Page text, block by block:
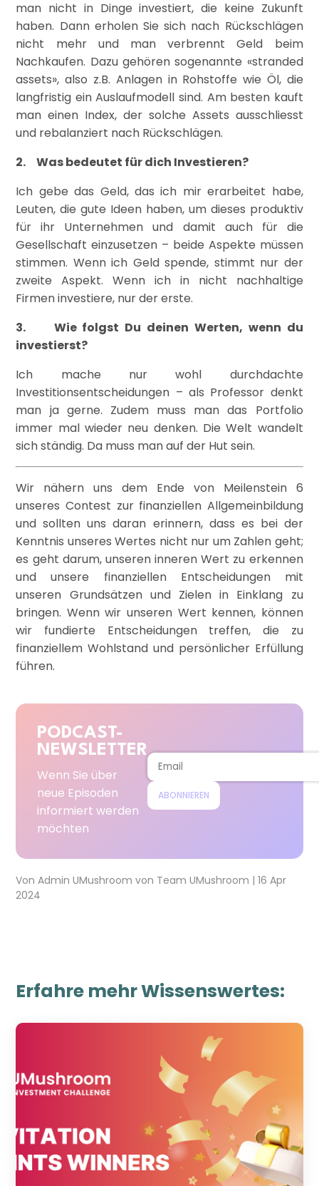
man nicht in Dinge investiert, die keine Zukunft
haben. Dann erholen Sie sich nach Rückschlägen
nicht mehr und man verbrennt Geld beim
Nachkaufen. Dazu gehören sogenannte «stranded
assets», also z.B. Anlagen in Rohstoffe wie Öl, die
langfristig ein Auslaufmodell sind. Am besten kauft
man einen Index, der solche Assets ausschliesst
und rebalanziert nach Rückschlägen.
2. Was bedeutet für dich Investieren?
Ich gebe das Geld, das ich mir erarbeitet habe,
Leuten, die gute Ideen haben, um dieses produktiv
für ihr Unternehmen und damit auch für die
Gesellschaft einzusetzen – beide Aspekte müssen
stimmen. Wenn ich Geld spende, stimmt nur der
zweite Aspekt. Wenn ich in nicht nachhaltige
Firmen investiere, nur der erste.
3. Wie folgst Du deinen Werten, wenn du
investierst?
Ich mache nur wohl durchdachte
Investitionsentscheidungen – als Professor denkt
man ja gerne. Zudem muss man das Portfolio
immer mal wieder neu denken. Die Welt wandelt
sich ständig. Da muss man auf der Hut sein.
Wir nähern uns dem Ende von Meilenstein 6
unseres Contest zur finanziellen Allgemeinbildung
und sollten uns daran erinnern, dass es bei der
Kenntnis unseres Wertes nicht nur um Zahlen geht;
es geht darum, unseren inneren Wert zu erkennen
und unsere finanziellen Entscheidungen mit
unseren Grundsätzen und Zielen in Einklang zu
bringen. Wenn wir unseren Wert kennen, können
wir fundierte Entscheidungen treffen, die zu
finanziellem Wohlstand und persönlicher Erfüllung
führen.
PODCAST-
NEWSLETTER
Wenn Sie über
neue Episoden
informiert werden
möchten
ABONNIEREN
VonAdmin UMushroomvon Team UMushroom |16 Apr
2024
Erfahre mehr Wissenswertes: